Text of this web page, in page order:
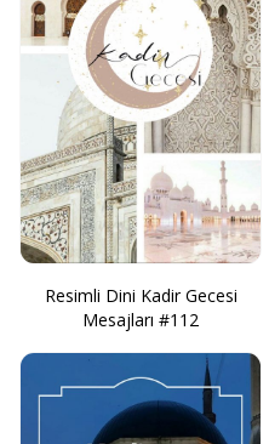
Resimli Dini Kadir Gecesi
Mesajları #112